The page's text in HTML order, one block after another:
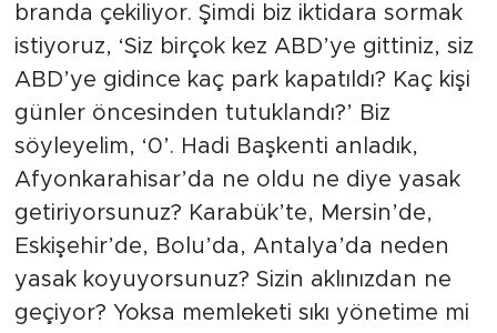
branda çekiliyor. Şimdi biz iktidara sormak
istiyoruz, ‘Siz birçok kez ABD’ye gittiniz, siz
ABD’ye gidince kaç park kapatıldı? Kaç kişi
günler öncesinden tutuklandı?’ Biz
söyleyelim, ‘0’. Hadi Başkenti anladık,
Afyonkarahisar’da ne oldu ne diye yasak
getiriyorsunuz? Karabük’te, Mersin’de,
Eskişehir’de, Bolu’da, Antalya’da neden
yasak koyuyorsunuz? Sizin aklınızdan ne
geçiyor? Yoksa memleketi sıkı yönetime mi